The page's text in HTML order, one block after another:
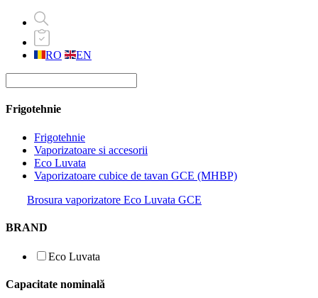
RO EN
Frigotehnie
Frigotehnie
Vaporizatoare si accesorii
Eco Luvata
Vaporizatoare cubice de tavan GCE (MHBP)
Brosura vaporizatore Eco Luvata GCE
BRAND
Eco Luvata
Capacitate nominală